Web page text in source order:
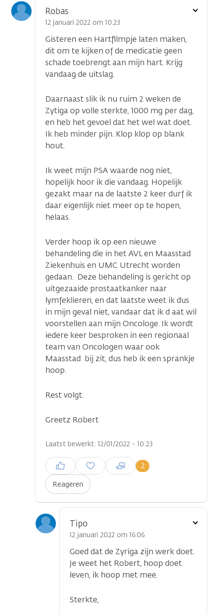
Robas
12 januari 2022 om 10.23
Gisteren een Hartfilmpje laten maken,
dit om te kijken of de medicatie geen
schade toebrengt aan mijn hart. Krijg
vandaag de uitslag.
Daarnaast slik ik nu ruim 2 weken de
Zytiga op volle sterkte, 1000 mg per dag,
en heb het gevoel dat het wel wat doet.
Ik heb minder pijn. Klop klop op blank
hout.
Ik weet mijn PSA waarde nog niet,
hopelijk hoor ik die vandaag. Hopelijk
gezakt maar na de laatste 2 keer durf ik
daar eigenlijk niet meer op te hopen,
helaas.
Verder hoop ik op een nieuwe
behandeling die in het AVL en Maasstad
Ziekenhuis en UMC Utrecht worden
gedaan. Deze behandeling is gericht op
uitgezaaide prostaatkanker naar
lymfeklieren, en dat laatste weet ik dus
in mijn geval niet, vandaar dat ik d aat wil
voorstellen aan mijn Oncologe. Ik wordt
iedere keer besproken in een regionaal
team van Oncologen waar ook
Maasstad bij zit, dus heb ik een sprankje
hoop.
Rest volgt.
Greetz Robert
Laatst bewerkt: 12/01/2022 - 10:23
Reageren
2
Inloggen om een reactie te
plaatsen
Toon
Tipo
12 januari 2022 om 16.06
Goed dat de Zyriga zijn werk doet.
Je weet het Robert, hoop doet
leven, ik hoop met mee.
Sterkte,
Toon